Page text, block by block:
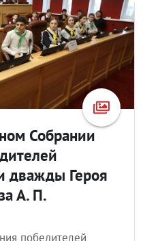
Собрании
дважды Героя
А. П.
победителей